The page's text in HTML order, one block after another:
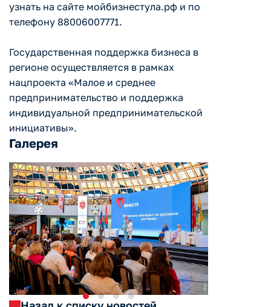
узнать на сайте мойбизнестула.рф и по
телефону 88006007771.
Государственная поддержка бизнеса в
регионе осуществляется в рамках
нацпроекта «Малое и среднее
предпринимательство и поддержка
индивидуальной предпринимательской
инициативы».
Галерея